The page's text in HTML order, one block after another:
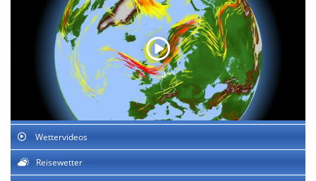
Wettervideos
Reisewetter